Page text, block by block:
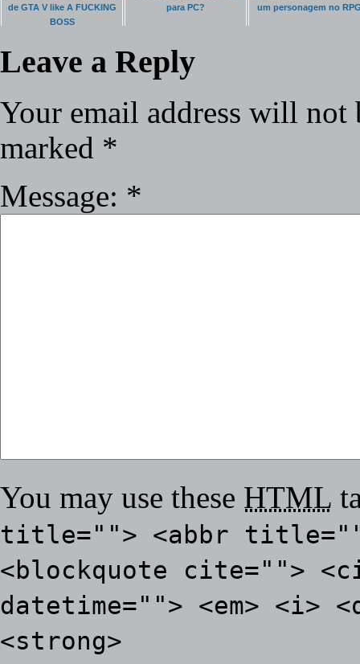
de GTA V like A FUCKING
BOSS
para PC?
um personagem no
Leave a Reply
Your email address will not
marked *
Message: *
You may use these HTML
title=""> <abbr
<blockquote cite="">
datetime=""> <em> <i>
<strong>